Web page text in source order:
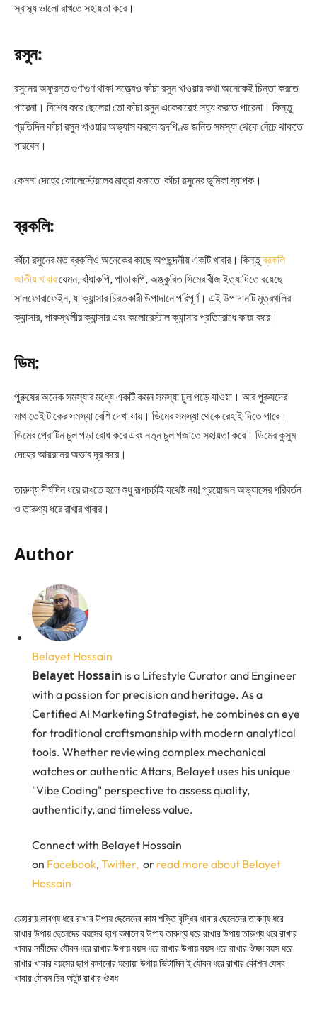
স্বাস্থ্য ভালো রাখতে সহায়তা করে।
রসুন:
রসুনের অফুরন্ত গুণাগুণ থাকা সত্ত্বেও কাঁচা রসুন খাওয়ার কথা অনেকেই চিন্তা করতে
পারেনা। বিশেষ করে ছেলেরা তো কাঁচা রসুন একেবারেই সহ্য করতে পারেনা। কিন্তু
প্রতিদিন কাঁচা রসুন খাওয়ার অভ্যাস করলে হৃদপিণ্ড জনিত সমস্যা থেকে বেঁচে থাকতে
পারবেন।
কেননা দেহের কোলেস্টেরলের মাত্রা কমাতে কাঁচা রসুনের ভূমিকা ব্যাপক।
ব্রকলি:
কাঁচা রসুনের মত ব্রকলিও অনেকের কাছে অপছন্দনীয় একটি খাবার। কিন্তুব্রকলি
জাতীয় খাবারযেমন, বাঁধাকপি, পাতাকপি, অঙ্কুরিত সিমের বীজ ইত্যাদিতে রয়েছে
সালফোরাফেইন, যা ক্যান্সার চিরতকারী উপাদানে পরিপূর্ণ। এই উপাদানটি মূত্রথলির
ক্যান্সার, পাকস্থলীর ক্যান্সার এবং কলোরেস্টাল ক্যান্সার প্রতিরোধে কাজ করে।
ডিম:
পুরুষের অনেক সমস্যার মধ্যে একটি কমন সমস্যা চুল পড়ে যাওয়া। আর পুরুষদের
মাথাতেই টাকের সমস্যা বেশি দেখা যায়। ডিমের সমস্যা থেকে রেহাই দিতে পারে।
ডিমের প্রোটিন চুল পড়া রোধ করে এবং নতুন চুল গজাতে সহায়তা করে। ডিমের কুসুম
দেহের আয়রনের অভাব দূর করে।
তারুণ্য দীর্ঘদিন ধরে রাখতে হলে শুধু রূপচর্চাই যথেষ্ট নয়! প্রয়োজন অভ্যাসের পরিবর্তন
ও তারুণ্য ধরে রাখার খাবার।
Author
Belayet Hossain
Belayet Hossain is a Lifestyle Curator and Engineer
with a passion for precision and heritage. As a
Certified AI Marketing Strategist, he combines an eye
for traditional craftsmanship with modern analytical
tools. Whether reviewing complex mechanical
watches or authentic Attars, Belayet uses his unique
"Vibe Coding" perspective to assess quality,
authenticity, and timeless value.
Connect with Belayet Hossain
on Facebook,Twitter, or read more about Belayet
Hossain
চেহারায় লাবণ্য ধরে রাখার উপায়ছেলেদের কাম শক্তি বৃদ্ধির খাবারছেলেদের তারুণ্য ধরে
রাখার উপায়ছেলেদের বয়সের ছাপ কমানোর উপায়তারুণ্য ধরে রাখার উপায়তারুণ্য ধরে রাখার
খাবারনারীদের যৌবন ধরে রাখার উপায়বয়স ধরে রাখার উপায়বয়স ধরে রাখার ঔষধবয়স ধরে
রাখার খাবারবয়সের ছাপ কমানোর ঘরোয়া উপায়ভিটামিন ই যৌবন ধরে রাখার কৌশলযেসব
খাবারযৌবন চির অটুট রাখার ঔষধ